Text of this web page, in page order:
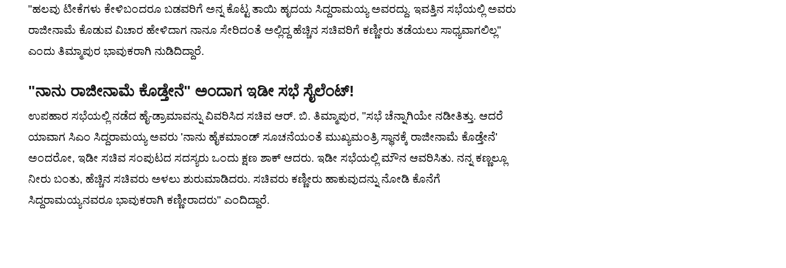
"ಹಲವು ಟೀಕೆಗಳು ಕೇಳಿಬಂದರೂ ಬಡವರಿಗೆ ಅನ್ನ ಕೊಟ್ಟ ತಾಯಿ ಹೃದಯ ಸಿದ್ದರಾಮಯ್ಯ ಅವರದ್ದು. ಇವತ್ತಿನ ಸಭೆಯಲ್ಲಿ ಅವರು
ರಾಜೀನಾಮೆ ಕೊಡುವ ವಿಚಾರ ಹೇಳಿದಾಗ ನಾನೂ ಸೇರಿದಂತೆ ಅಲ್ಲಿದ್ದ ಹೆಚ್ಚಿನ ಸಚಿವರಿಗೆ ಕಣ್ಣೀರು ತಡೆಯಲು ಸಾಧ್ಯವಾಗಲಿಲ್ಲ"
ಎಂದು ತಿಮ್ಮಾಪುರ ಭಾವುಕರಾಗಿ ನುಡಿದಿದ್ದಾರೆ.
"ನಾನು ರಾಜೀನಾಮೆ ಕೊಡ್ತೇನೆ" ಅಂದಾಗ ಇಡೀ ಸಭೆ ಸೈಲೆಂಟ್!
ಉಪಹಾರ ಸಭೆಯಲ್ಲಿ ನಡೆದ ಹೈ-ಡ್ರಾಮಾವನ್ನು ವಿವರಿಸಿದ ಸಚಿವ ಆರ್. ಬಿ. ತಿಮ್ಮಾಪುರ, "ಸಭೆ ಚೆನ್ನಾಗಿಯೇ ನಡೀತಿತ್ತು. ಆದರೆ
ಯಾವಾಗ ಸಿಎಂ ಸಿದ್ದರಾಮಯ್ಯ ಅವರು 'ನಾನು ಹೈಕಮಾಂಡ್ ಸೂಚನೆಯಂತೆ ಮುಖ್ಯಮಂತ್ರಿ ಸ್ಥಾನಕ್ಕೆ ರಾಜೀನಾಮೆ ಕೊಡ್ತೇನೆ'
ಅಂದರೋ, ಇಡೀ ಸಚಿವ ಸಂಪುಟದ ಸದಸ್ಯರು ಒಂದು ಕ್ಷಣ ಶಾಕ್ ಆದರು. ಇಡೀ ಸಭೆಯಲ್ಲಿ ಮೌನ ಆವರಿಸಿತು. ನನ್ನ ಕಣ್ಣಲ್ಲೂ
ನೀರು ಬಂತು, ಹೆಚ್ಚಿನ ಸಚಿವರು ಅಳಲು ಶುರುಮಾಡಿದರು. ಸಚಿವರು ಕಣ್ಣೀರು ಹಾಕುವುದನ್ನು ನೋಡಿ ಕೊನೆಗೆ
ಸಿದ್ದರಾಮಯ್ಯನವರೂ ಭಾವುಕರಾಗಿ ಕಣ್ಣೀರಾದರು" ಎಂದಿದ್ದಾರೆ.